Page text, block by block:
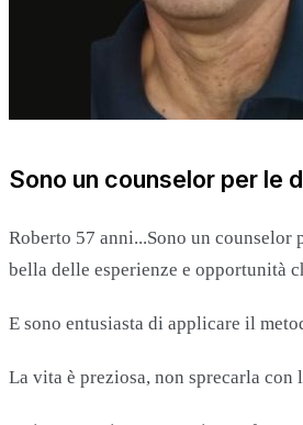
Sono un counselor per le
Roberto 57 anni...Sono un counselor
bella delle esperienze e opportunità
E sono entusiasta di applicare il
La vita è preziosa, non sprecarla